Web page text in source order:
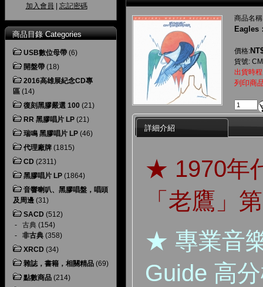
加入會員 忘記密碼
商品目錄 Categories
USB數位母帶 (6)
開盤帶 (18)
2016高雄展紀念CD專
區 (14)
復刻黑膠嚴選 100 (21)
RR 黑膠唱片 LP (21)
瑞鳴 黑膠唱片 LP (46)
代理廠牌 (1815)
CD (2311)
黑膠唱片 LP (1864)
音響喇叭、黑膠唱盤，唱頭
及周邊 (31)
SACD (512)
- 古典 (154)
- 非古典 (358)
XRCD (34)
雜誌，書籍，相關精品 (69)
點數商品 (214)
商品名
Eagles
價格:
貨號:
出貨時
列印商
詳細介紹
★ 1970年
「老鷹」
★ 專業音
Guide 高